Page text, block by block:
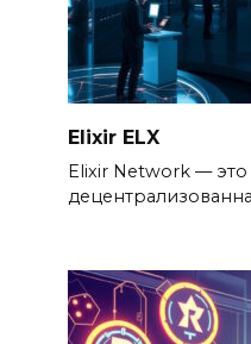
Elixir ELX
Elixir Network — это